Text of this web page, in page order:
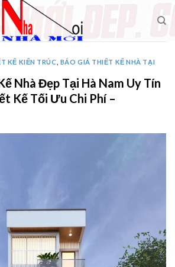
KẾ KIẾN TRÚC
BÁO GIÁ THIẾT KẾ NHÀ TẠI
Nhà Đẹp Tại Hà Nam Uy Tín
Kế Tối Ưu Chi Phí –